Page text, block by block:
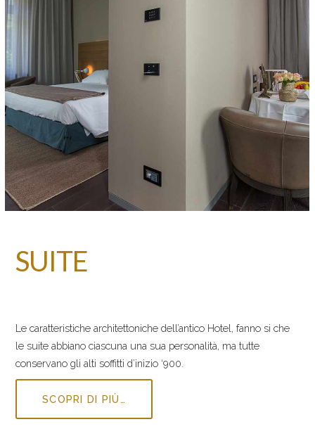
SUITE
Le caratteristiche architettoniche dell’antico Hotel, fanno si che
le suite abbiano ciascuna una sua personalità, ma tutte
conservano gli alti soffitti d’inizio ‘900.
SCOPRI DI PIÙ…